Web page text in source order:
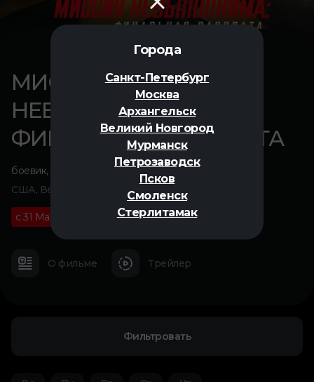
Города
Санкт-Петербург
Москва
Архангельск
Великий Новгород
Мурманск
Петрозаводск
Псков
Смоленск
Стерлитамак
МИССИЯ
НЕВЫПОЛНИМА:
ФИНАЛЬНАЯ РАСПЛАТА
боевик,триллер
приключения
США, Великобритания, 2025
с 31 Мая 02 ч 49 м
О фильме Трейлер
Фильтровать